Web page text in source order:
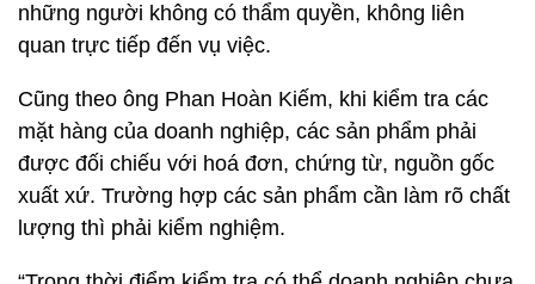
những người không có thẩm quyền, không liên
quan trực tiếp đến vụ việc.
Cũng theo ông Phan Hoàn Kiếm, khi kiểm tra các
mặt hàng của doanh nghiệp, các sản phẩm phải
được đối chiếu với hoá đơn, chứng từ, nguồn gốc
xuất xứ. Trường hợp các sản phẩm cần làm rõ chất
lượng thì phải kiểm nghiệm.